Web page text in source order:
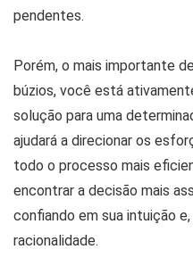
pendentes.
Porém, o mais importante
búzios, você está
solução para uma
ajudará a direcionar os
todo o processo mais
encontrar a decisão mais
confiando em sua intuição
racionalidade.